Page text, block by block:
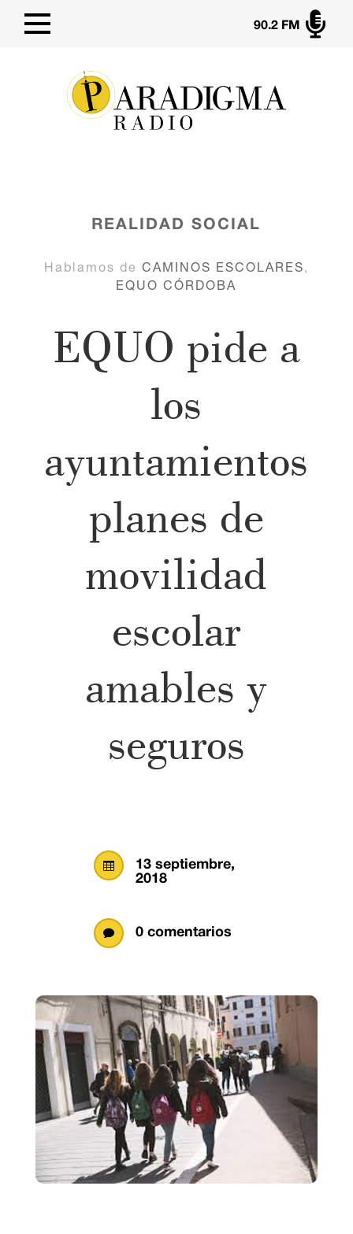

90.2 FM
REALIDAD SOCIAL
Hablamos de CAMINOS ESCOLARES,
EQUO CÓRDOBA
EQUO pide a
los
ayuntamientos
planes de
movilidad
escolar
amables y
seguros

13 septiembre,
2018
 0 comentarios